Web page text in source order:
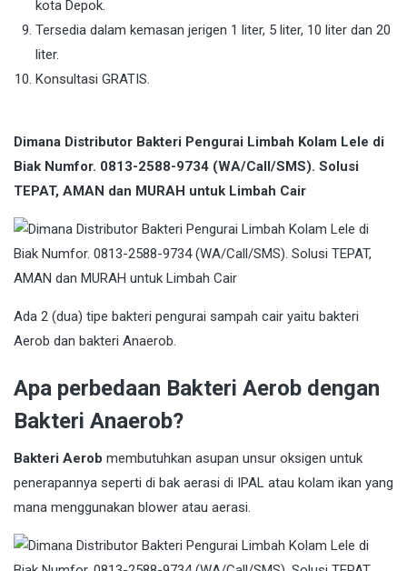
kota Depok.
Tersedia dalam kemasan jerigen 1 liter, 5 liter, 10 liter dan 20
liter.
Konsultasi GRATIS.
Dimana Distributor Bakteri Pengurai Limbah Kolam Lele di
Biak Numfor. 0813-2588-9734 (WA/Call/SMS). Solusi
TEPAT, AMAN dan MURAH untuk Limbah Cair
Ada 2 (dua) tipe bakteri pengurai sampah cair yaitu bakteri
Aerob dan bakteri Anaerob.
Apa perbedaan Bakteri Aerob dengan
Bakteri Anaerob?
Bakteri Aerob membutuhkan asupan unsur oksigen untuk
penerapannya seperti di bak aerasi di IPAL atau kolam ikan yang
mana menggunakan blower atau aerasi.